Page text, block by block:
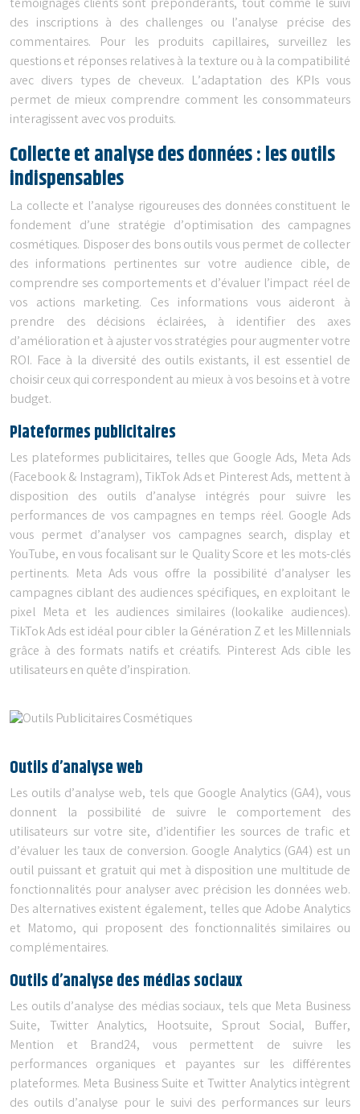
témoignages clients sont prépondérants, tout comme le suivi
des inscriptions à des challenges ou l’analyse précise des
commentaires. Pour les produits capillaires, surveillez les
questions et réponses relatives à la texture ou à la compatibilité
avec divers types de cheveux. L’adaptation des KPIs vous
permet de mieux comprendre comment les consommateurs
interagissent avec vos produits.
Collecte et analyse des données : les outils
indispensables
La collecte et l’analyse rigoureuses des données constituent le
fondement d’une stratégie d’optimisation des campagnes
cosmétiques. Disposer des bons outils vous permet de collecter
des informations pertinentes sur votre audience cible, de
comprendre ses comportements et d’évaluer l’impact réel de
vos actions marketing. Ces informations vous aideront à
prendre des décisions éclairées, à identifier des axes
d’amélioration et à ajuster vos stratégies pour augmenter votre
ROI. Face à la diversité des outils existants, il est essentiel de
choisir ceux qui correspondent au mieux à vos besoins et à votre
budget.
Plateformes publicitaires
Les plateformes publicitaires, telles que Google Ads, Meta Ads
(Facebook & Instagram), TikTok Ads et Pinterest Ads, mettent à
disposition des outils d’analyse intégrés pour suivre les
performances de vos campagnes en temps réel. Google Ads
vous permet d’analyser vos campagnes search, display et
YouTube, en vous focalisant sur le Quality Score et les mots-clés
pertinents. Meta Ads vous offre la possibilité d’analyser les
campagnes ciblant des audiences spécifiques, en exploitant le
pixel Meta et les audiences similaires (lookalike audiences).
TikTok Ads est idéal pour cibler la Génération Z et les Millennials
grâce à des formats natifs et créatifs. Pinterest Ads cible les
utilisateurs en quête d’inspiration.
Outils d’analyse web
Les outils d’analyse web, tels que Google Analytics (GA4), vous
donnent la possibilité de suivre le comportement des
utilisateurs sur votre site, d’identifier les sources de trafic et
d’évaluer les taux de conversion. Google Analytics (GA4) est un
outil puissant et gratuit qui met à disposition une multitude de
fonctionnalités pour analyser avec précision les données web.
Des alternatives existent également, telles que Adobe Analytics
et Matomo, qui proposent des fonctionnalités similaires ou
complémentaires.
Outils d’analyse des médias sociaux
Les outils d’analyse des médias sociaux, tels que Meta Business
Suite, Twitter Analytics, Hootsuite, Sprout Social, Buffer,
Mention et Brand24, vous permettent de suivre les
performances organiques et payantes sur les différentes
plateformes. Meta Business Suite et Twitter Analytics intègrent
des outils d’analyse pour le suivi des performances sur leurs